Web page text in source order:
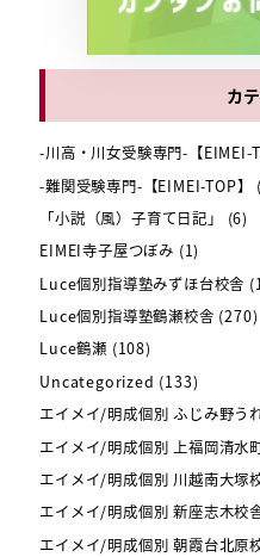
カ
-川高・川女受験専門-【EIMEI-
-難関受験専門-【EIMEI-TOP】
「小説（風）子育て日記」
(6)
EIMEI寺子屋つぼみ (1)
Luce個別指導塾みずほ台校舎
Luce個別指導塾鶴瀬校舎 (270)
Luce鶴瀬 (108)
Uncategorized (133)
エイメイ/明成個別 ふじみ野う
エイメイ/明成個別 上福岡清水
エイメイ/明成個別 川越南大塚
エイメイ/明成個別 新座志木校
エイメイ/明成個別 朝霞台北原